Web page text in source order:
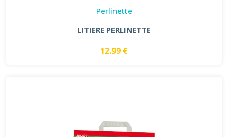
Perlinette
LITIERE PERLINETTE
12.99 €